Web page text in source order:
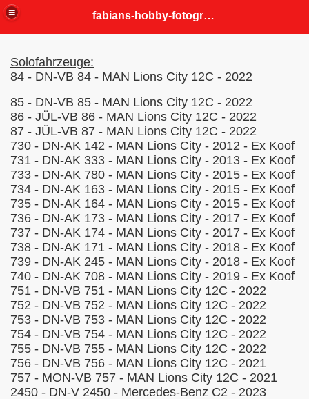
fabians-hobby-fotografien
Solofahrzeuge:
84 - DN-VB 84 - MAN Lions City 12C - 2022
85 - DN-VB 85 - MAN Lions City 12C - 2022
86 - JÜL-VB 86 - MAN Lions City 12C - 2022
87 - JÜL-VB 87 - MAN Lions City 12C - 2022
730 - DN-AK 142 - MAN Lions City - 2012 - Ex Koof
731 - DN-AK 333 - MAN Lions City - 2013 - Ex Koof
733 - DN-AK 780 - MAN Lions City - 2015 - Ex Koof
734 - DN-AK 163 - MAN Lions City - 2015 - Ex Koof
735 - DN-AK 164 - MAN Lions City - 2015 - Ex Koof
736 - DN-AK 173 - MAN Lions City - 2017 - Ex Koof
737 - DN-AK 174 - MAN Lions City - 2017 - Ex Koof
738 - DN-AK 171 - MAN Lions City - 2018 - Ex Koof
739 - DN-AK 245 - MAN Lions City - 2018 - Ex Koof
740 - DN-AK 708 - MAN Lions City - 2019 - Ex Koof
751 - DN-VB 751 - MAN Lions City 12C - 2022
752 - DN-VB 752 - MAN Lions City 12C - 2022
753 - DN-VB 753 - MAN Lions City 12C - 2022
754 - DN-VB 754 - MAN Lions City 12C - 2022
755 - DN-VB 755 - MAN Lions City 12C - 2022
756 - DN-VB 756 - MAN Lions City 12C - 2021
757 - MON-VB 757 - MAN Lions City 12C - 2021
2450 - DN-V 2450 - Mercedes-Benz C2 - 2023